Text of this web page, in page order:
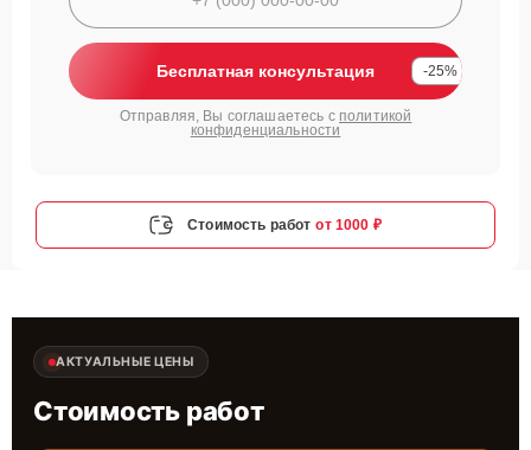
Бесплатная консультация -25%
Отправляя, Вы соглашаетесь с политикой
конфиденциальности
Стоимость работ от 1000 ₽
АКТУАЛЬНЫЕ ЦЕНЫ
Стоимость работ